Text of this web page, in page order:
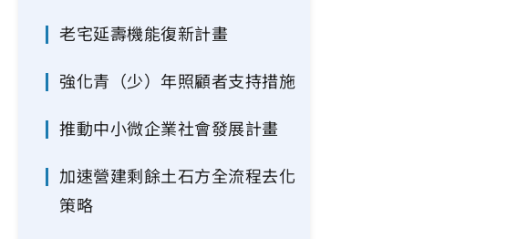
老宅延壽機能復新計畫
強化青（少）年照顧者支持措施
推動中小微企業社會發展計畫
加速營建剩餘土石方全流程去化
策略